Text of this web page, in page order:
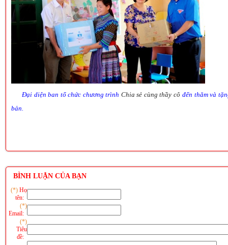
Đại diện ban tổ chức chương trình Chia sẻ cùng thầy cô đến thăm và
bản.
BÌNH LUẬN CỦA BẠN
(*) Họ
tên:
(*)
Email:
(*)
Tiêu
đề: